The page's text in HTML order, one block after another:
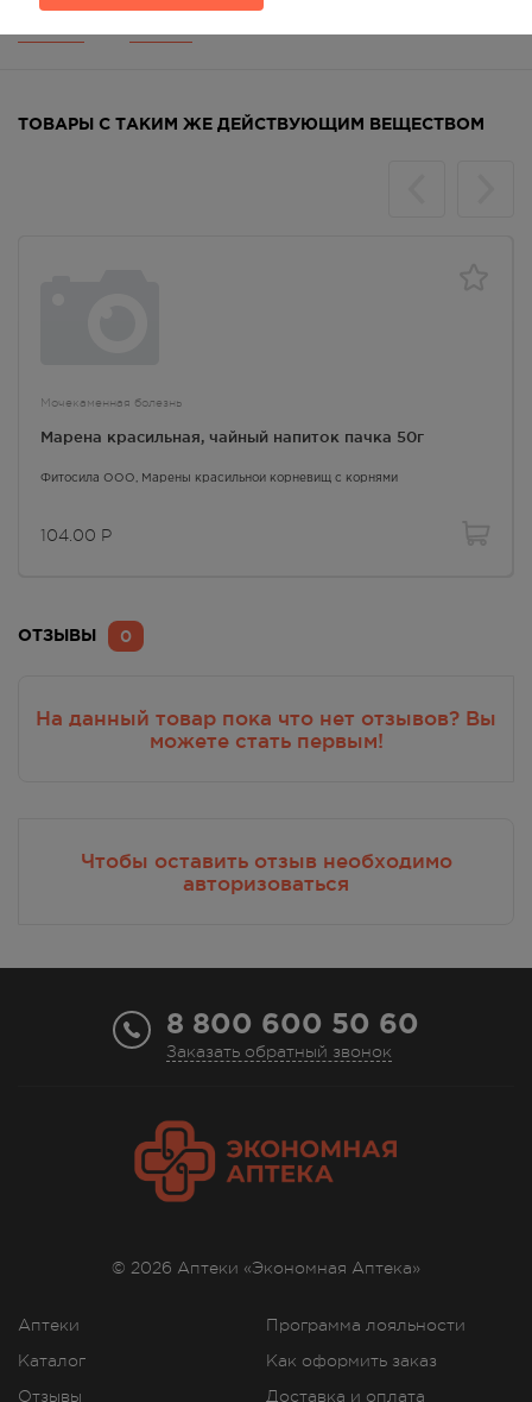
ТОВАРЫ С ТАКИМ ЖЕ ДЕЙСТВУЮЩИМ ВЕЩЕСТВОМ
Мочекаменная болезнь
Марена красильная, чайный напиток пачка 50г
Фитосила ООО, Марены красильной корневищ с корнями
104.00 Р
0
ОТЗЫВЫ
Чтобы оставить отзыв необходимо
авторизоваться
На данный товар пока что нет отзывов? Вы
можете стать первым!
8 800 600 50 60
Заказать обратный звонок
Аптеки
Каталог
Отзывы
Программа лояльности
Как оформить заказ
Доставка и оплата
© 2026 Аптеки «Экономная Аптека»